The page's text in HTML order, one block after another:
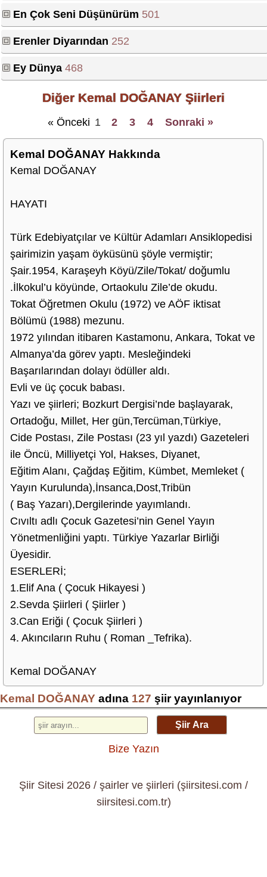
En Çok Seni Düşünürüm 501
Erenler Diyarından 252
Ey Dünya 468
Diğer Kemal DOĞANAY Şiirleri
« Önceki 1 2 3 4 Sonraki »
Kemal DOĞANAY Hakkında
Kemal DOĞANAY
HAYATI
Türk Edebiyatçılar ve Kültür Adamları Ansiklopedisi
şairimizin yaşam öyküsünü şöyle vermiştir;
Şair.1954, Karaşeyh Köyü/Zile/Tokat/ doğumlu
.İlkokul’u köyünde, Ortaokulu Zile’de okudu.
Tokat Öğretmen Okulu (1972) ve AÖF iktisat
Bölümü (1988) mezunu.
1972 yılından itibaren Kastamonu, Ankara, Tokat ve
Almanya’da görev yaptı. Mesleğindeki
Başarılarından dolayı ödüller aldı.
Evli ve üç çocuk babası.
Yazı ve şiirleri; Bozkurt Dergisi’nde başlayarak,
Ortadoğu, Millet, Her gün,Tercüman,Türkiye,
Cide Postası, Zile Postası (23 yıl yazdı) Gazeteleri
ile Öncü, Milliyetçi Yol, Hakses, Diyanet,
Eğitim Alanı, Çağdaş Eğitim, Kümbet, Memleket (
Yayın Kurulunda),İnsanca,Dost,Tribün
( Baş Yazarı),Dergilerinde yayımlandı.
Cıvıltı adlı Çocuk Gazetesi’nin Genel Yayın
Yönetmenliğini yaptı. Türkiye Yazarlar Birliği
Üyesidir.
ESERLERİ;
1.Elif Ana ( Çocuk Hikayesi )
2.Sevda Şiirleri ( Şiirler )
3.Can Eriği ( Çocuk Şiirleri )
4. Akıncıların Ruhu ( Roman _Tefrika).
Kemal DOĞANAY
Kemal DOĞANAY adına 127 şiir yayınlanıyor
Şiir Ara
Bize Yazın
Şiir Sitesi 2026 / şairler ve şiirleri (şiirsitesi.com /
siirsitesi.com.tr)